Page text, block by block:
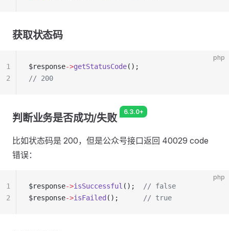
获取状态码
php
$response->getStatusCode();
// 200
1
2
判断业务是否成功/失败
6.3.0+
比如状态码是 200，但是公众号接口返回 40029 code
错误：
php
$response->isSuccessful ();
// false
$response->isFailed (); // true
1
2